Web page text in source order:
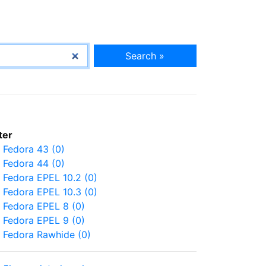
Search »
Fedora 43 (0)
Fedora 44 (0)
Fedora EPEL 10.2 (0)
Fedora EPEL 10.3 (0)
Fedora EPEL 8 (0)
Fedora EPEL 9 (0)
Fedora Rawhide (0)